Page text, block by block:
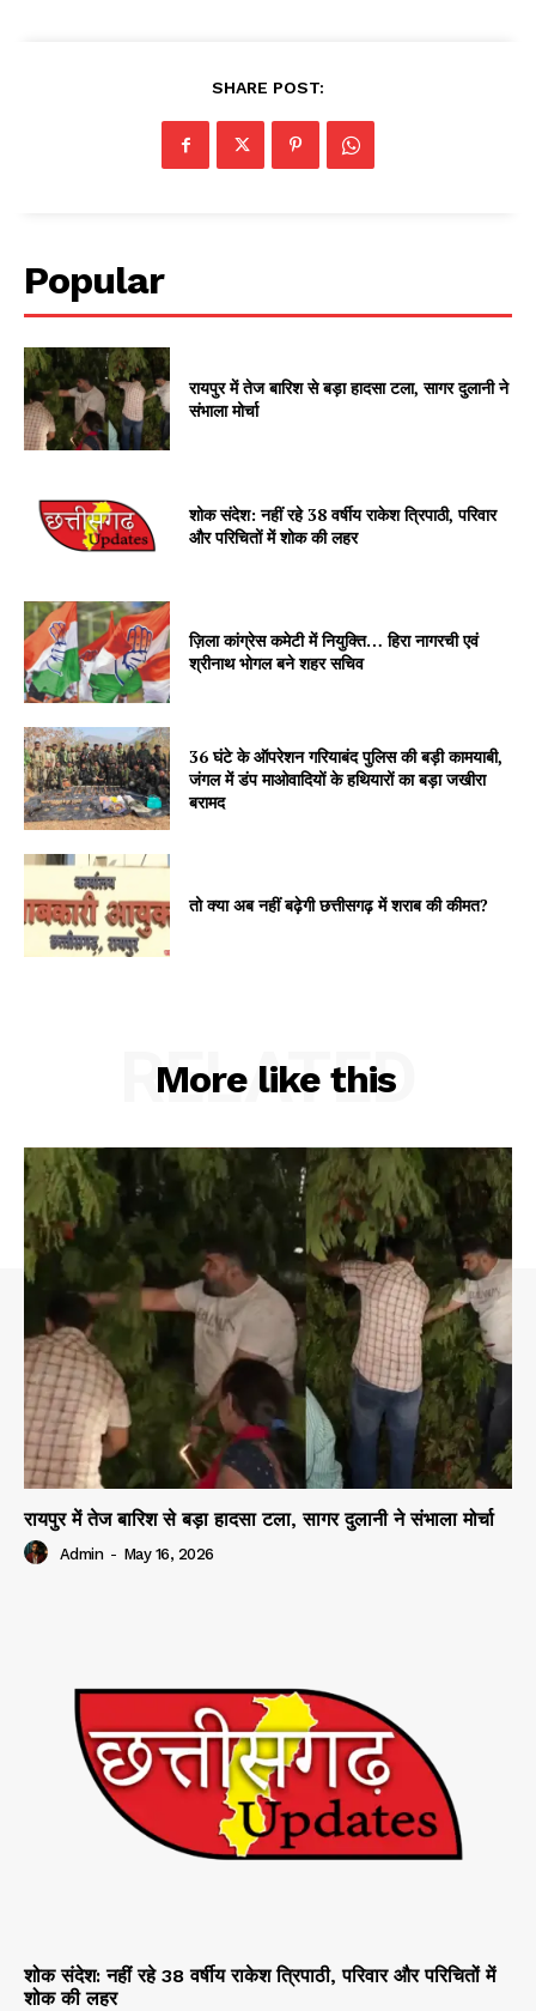
SHARE POST:
Popular
रायपुर में तेज बारिश से बड़ा हादसा टला, सागर दुलानी ने
संभाला मोर्चा
शोक संदेश: नहीं रहे 38 वर्षीय राकेश त्रिपाठी, परिवार
और परिचितों में शोक की लहर
ज़िला कांग्रेस कमेटी में नियुक्ति… हिरा नागरची एवं
श्रीनाथ भोगल बने शहर सचिव
36 घंटे के ऑपरेशन गरियाबंद पुलिस की बड़ी कामयाबी,
जंगल में डंप माओवादियों के हथियारों का बड़ा जखीरा
बरामद
तो क्या अब नहीं बढ़ेगी छत्तीसगढ़ में शराब की कीमत?
More like this
RELATED
रायपुर में तेज बारिश से बड़ा हादसा टला, सागर दुलानी ने संभाला मोर्चा
Admin - May 16, 2026
शोक संदेश: नहीं रहे 38 वर्षीय राकेश त्रिपाठी, परिवार और परिचितों में
शोक की लहर